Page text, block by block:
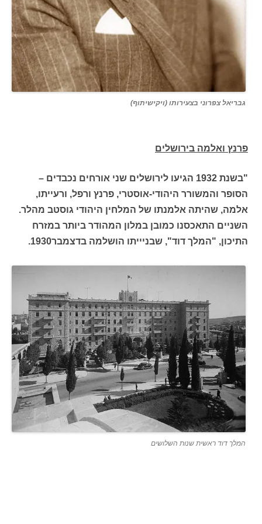
גבריאל צפרוני בצעירותו (ויקישיתוף)
פרנץ ואלמה בירושלים
"בשנת 1932 הגיעו לירושלים שני אורחים נכבדים –
הסופר והמשורר היהודי-אוסטרי, פרנץ ורפל, ורעייתו,
אלמה, שהיתה אלמנתו של המלחין היהודי גוסטב מהלר.
השניים התאכסנו כמובן במלון המהודר ביותר במזרח
התיכון, "המלך דוד", שבניייתו הושלמה בדצמבר1930.
המלך דוד ראשית שנות השלושים